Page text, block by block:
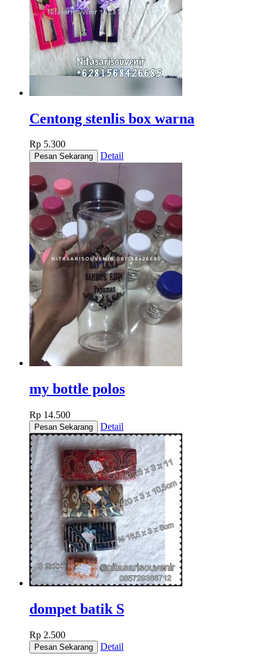
Centong stenlis box warna
Rp 5.300
Detail
my bottle polos
Rp 14.500
Detail
dompet batik S
Rp 2.500
Detail